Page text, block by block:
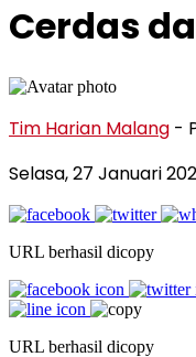
Cerdas
Tim Harian Malang -
Selasa, 27 Januari
URL berhasil dicopy
URL berhasil dicopy